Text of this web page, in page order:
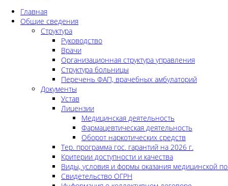
Главная
Общие сведения
Структура
Руководство
Врачи
Организационная структура управления
Структура больницы
Перечень ФАП, врачебных амбулаторий
Документы
Устав
Лицензии
Медицинская деятельность
Фармацевтическая деятельность
Оборот наркотических средств
Тер. программа гос. гарантий на 2026 г.
Критерии доступности и качества
Виды, условия и формы оказания медицинской
Свидетельство ОГРН